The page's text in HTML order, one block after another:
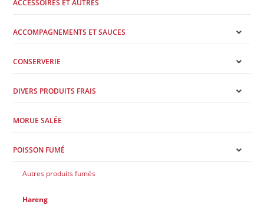
ACCESSOIRES ET AUTRES
ACCOMPAGNEMENTS ET SAUCES
CONSERVERIE
DIVERS PRODUITS FRAIS
MORUE SALÉE
POISSON FUMÉ
Autres produits fumés
Hareng